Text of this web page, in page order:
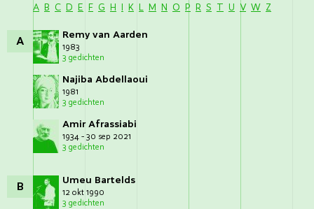
A B C D E F G H I K L M N O P R S T U V W Z
A Remy van Aarden
1983
3 gedichten
Najiba Abdellaoui
1981
3 gedichten
Amir Afrassiabi
1934 - 30 sep 2021
3 gedichten
B Umeu Bartelds
12 okt 1990
3 gedichten